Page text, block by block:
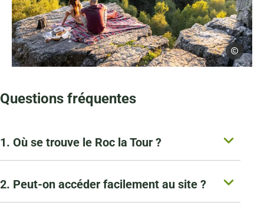
Pique-nique à Roc la Tour – Ardennes, © Loïc Lagarde
Loïc
Questions fréquentes
1. Où se trouve le Roc la Tour ?
2. Peut-on accéder facilement au site ?